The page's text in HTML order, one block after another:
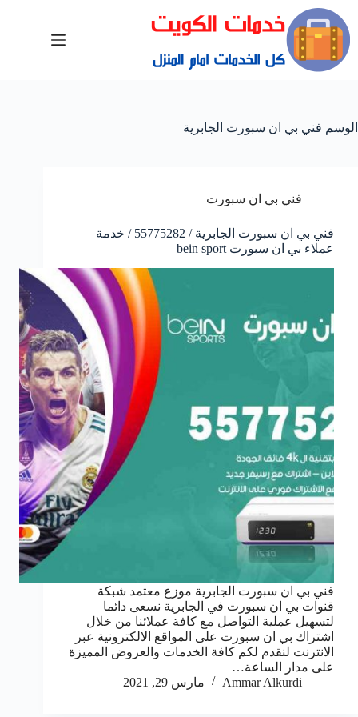
الوسم فني بي ان سبورت الجابرية
فني بي ان سبورت
فني بي ان سبورت الجابرية / 55775282 / خدمة
عملاء بي ان سبورت bein sport
فني بي ان سبورت الجابرية موزع معتمد شبكة
قنوات بي ان سبورت في الجابرية نسعى دائما
لتسهيل عملية التواصل مع كافة عملائنا من خلال
اشتراك بي ان سبورت على المواقع الالكترونية عبر
الانترنت لنقدم لكم كافة الخدمات والعروض المميزة
على مدار الساعة…
Ammar Alkurdi
مارس 29, 2021